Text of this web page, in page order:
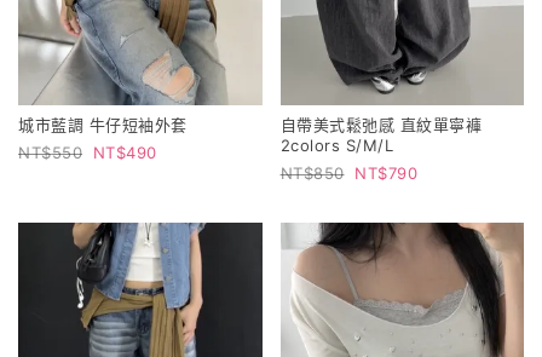
城市藍調 牛仔短袖外套
550
490
自帶美式鬆弛感 直紋單寧褲
2colors S/M/L
850
790